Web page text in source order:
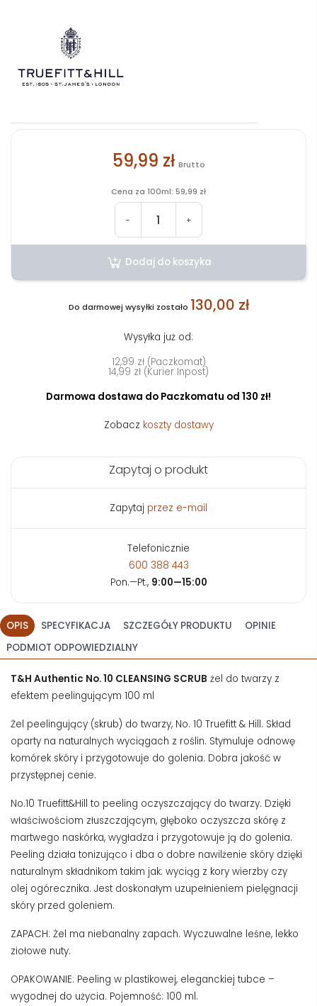
59,99 zł Brutto
Cena za 100ml: 59,99 zł
- +
Dodaj do koszyka
Do darmowej wysyłki zostało 130,00 zł
Wysyłka już od:
12,99 zł (Paczkomat)
14,99 zł (Kurier Inpost)
Darmowa dostawa do Paczkomatu od 130 zł!
Zobacz koszty dostawy
Zapytaj o produkt
Zapytaj przez e-mail
Telefonicznie
600 388 443
Pon.—Pt., 9:00—15:00
OPIS SPECYFIKACJA SZCZEGÓŁY PRODUKTU
OPINIE
PODMIOT ODPOWIEDZIALNY
T&H Authentic No. 10 CLEANSING SCRUB żel do twarzy z
efektem peelingującym 100 ml
Żel peelingujący (skrub) do twarzy, No. 10 Truefitt & Hill. Skład
oparty na naturalnych wyciągach z roślin. Stymuluje odnowę
komórek skóry i przygotowuje do golenia. Dobra jakość w
przystępnej cenie.
No.10 Truefitt&Hill to peeling oczyszczający do twarzy. Dzięki
właściwościom złuszczającym, głęboko oczyszcza skórę z
martwego naskórka, wygładza i przygotowuje ją do golenia.
Peeling działa tonizująco i dba o dobre nawilżenie skóry dzięki
naturalnym składnikom takim jak: wyciąg z kory wierzby czy
olej ogórecznika. Jest doskonałym uzupełnieniem pielęgnacji
skóry przed goleniem.
ZAPACH: Żel ma niebanalny zapach. Wyczuwalne leśne, lekko
ziołowe nuty.
OPAKOWANIE: Peeling w plastikowej, eleganckiej tubce –
wygodnej do użycia. Pojemność: 100 ml.